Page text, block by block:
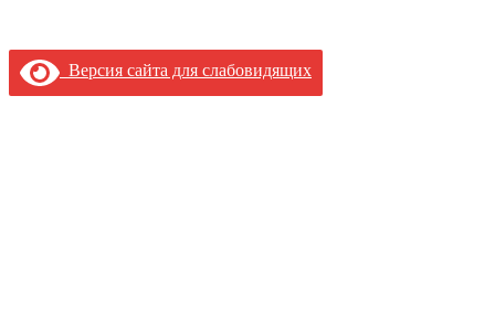
Версия сайта для слабовидящих